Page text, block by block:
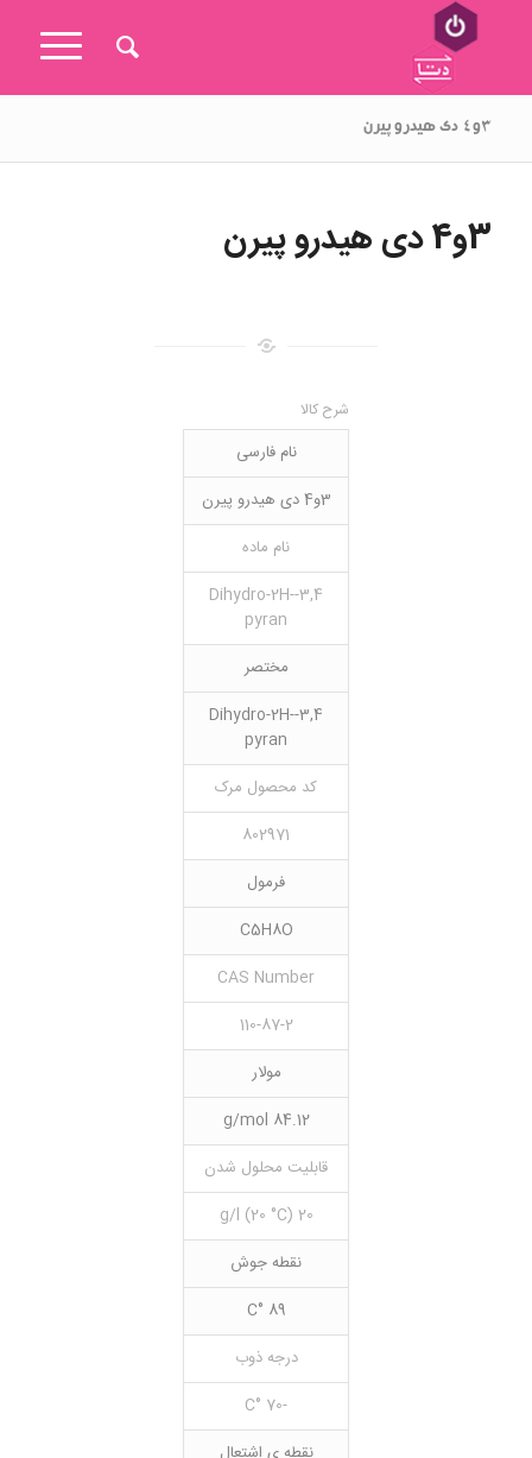
۳و۴ دی هیدرو پیرن
3و4 دی هیدرو پیرن
شرح کالا
نام فارسی
3و4 دی هیدرو پیرن
نام ماده
3,4-Dihydro-2H-
pyran
مختصر
3,4-Dihydro-2H-
pyran
کد محصول مرک
802971
فرمول
C5H8O
CAS Number
110-87-2
مولار
84.12 g/mol
قابلیت محلول شدن
20 g/l (20 °C)
نقطه جوش
89 °C
درجه ذوب
-70 °C